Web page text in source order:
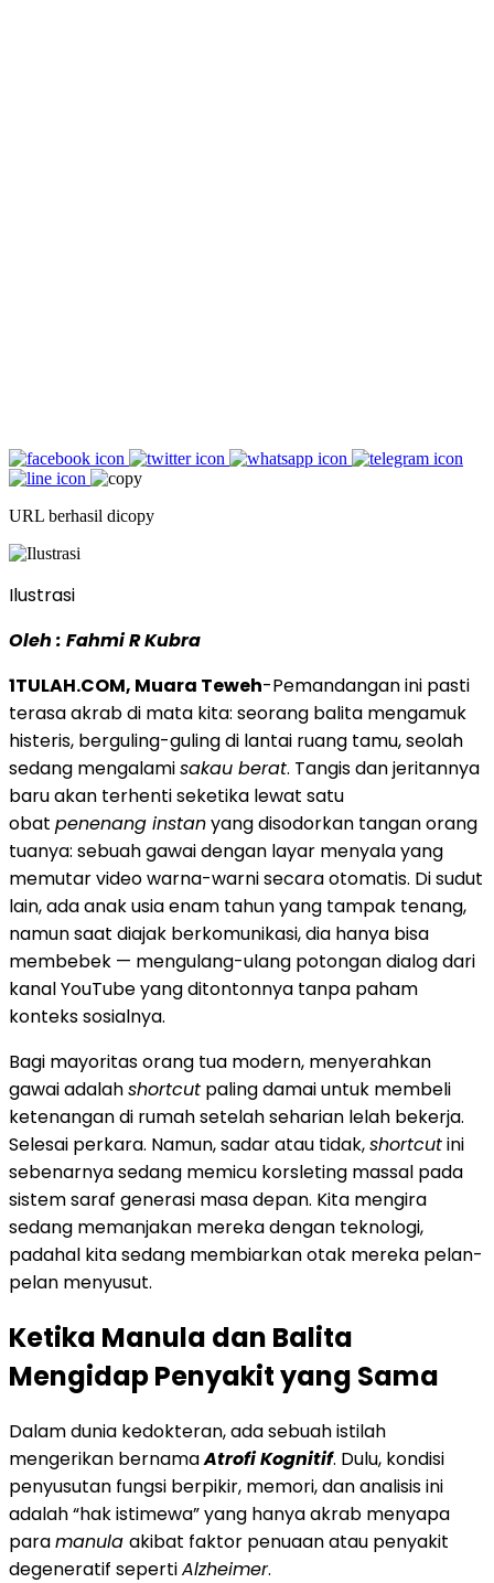
URL berhasil dicopy
Ilustrasi
Oleh : Fahmi R Kubra
1TULAH.COM, Muara Teweh-Pemandangan ini pasti
terasa akrab di mata kita: seorang balita mengamuk
histeris, berguling-guling di lantai ruang tamu, seolah
sedang mengalamisakau berat. Tangis dan jeritannya
baru akan terhenti seketika lewat satu
obat penenang instanyang disodorkan tangan orang
tuanya: sebuah gawai dengan layar menyala yang
memutar video warna-warni secara otomatis. Di sudut
lain, ada anak usia enam tahun yang tampak tenang,
namun saat diajak berkomunikasi, dia hanya bisa
membebek — mengulang-ulang potongan dialog dari
kanal YouTube yang ditontonnya tanpa paham
konteks sosialnya.
Bagi mayoritas orang tua modern, menyerahkan
gawai adalahshortcut paling damai untuk membeli
ketenangan di rumah setelah seharian lelah bekerja.
Selesai perkara. Namun, sadar atau tidak,shortcutini
sebenarnya sedang memicu korsleting massal pada
sistem saraf generasi masa depan. Kita mengira
sedang memanjakan mereka dengan teknologi,
padahal kita sedang membiarkan otak mereka pelan-
pelan menyusut.
Ketika Manula dan Balita
Mengidap Penyakit yang Sama
Dalam dunia kedokteran, ada sebuah istilah
mengerikan bernamaAtrofi Kognitif. Dulu, kondisi
penyusutan fungsi berpikir, memori, dan analisis ini
adalah “hak istimewa” yang hanya akrab menyapa
paramanula akibat faktor penuaan atau penyakit
degeneratif sepertiAlzheimer.